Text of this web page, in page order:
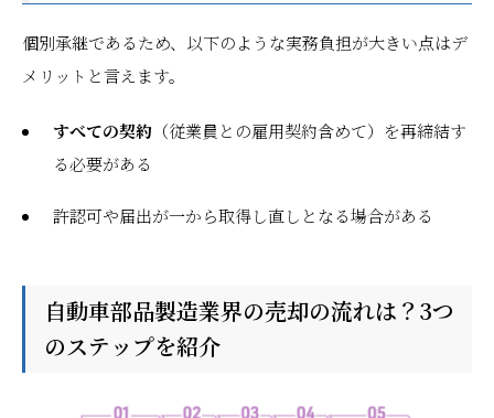
個別承継であるため、以下のような実務負担が大きい点はデ
メリットと言えます。
すべての契約（従業員との雇用契約含めて）を再締結す
る必要がある
許認可や届出が一から取得し直しとなる場合がある
自動車部品製造業界の売却の流れは？3つ
のステップを紹介